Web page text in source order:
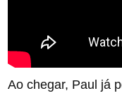
Ao chegar, Paul já